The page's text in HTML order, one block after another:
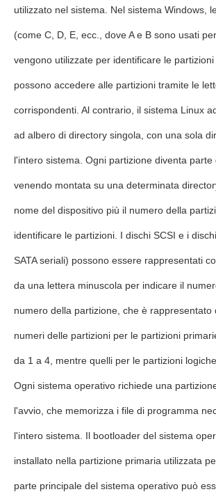
utilizzato nel sistema. Nel sistema Windows,
(come C, D, E, ecc., dove A e B sono usati
vengono utilizzate per identificare le
possono accedere alle partizioni tramite le
corrispondenti. Al contrario, il sistema Linux
ad albero di directory singola, con una sola
l'intero sistema. Ogni partizione diventa
venendo montata su una determinata
nome del dispositivo più il numero della
identificare le partizioni. I dischi SCSI e i
SATA seriali) possono essere rappresentati
da una lettera minuscola per indicare il
numero della partizione, che è rappresentato
numeri delle partizioni per le partizioni
da 1 a 4, mentre quelli per le partizioni
Ogni sistema operativo richiede una
l'avvio, che memorizza i file di programma
l'intero sistema. Il bootloader del sistema
installato nella partizione primaria utilizzata
parte principale del sistema operativo può